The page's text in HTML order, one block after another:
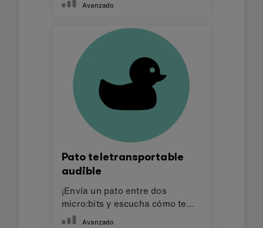
Avanzado
Pato teletransportable
audible
¡Envía un pato entre dos
micro:bits y escucha cómo te
saluda!Avanzado